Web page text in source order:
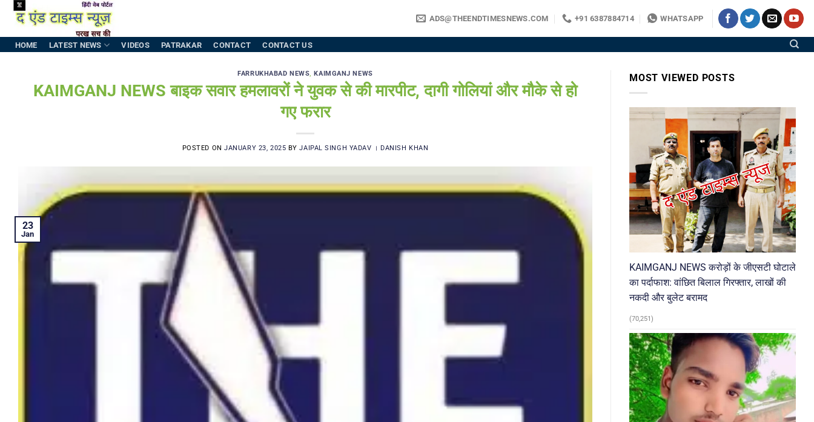
Skip
content
ADS@THEENDTIMESNEWS.COM +91 6387884714 WHATSAPP
HOME LATEST NEWS VIDEOS PATRAKAR CONTACT CONTACT US
FARRUKHABAD NEWS,KAIMGANJ NEWS
KAIMGANJ NEWS बाइक सवार हमलावरों ने युवक से की मारपीट, दागी गोलियां और मौके से हो
गए फरार
POSTED ONJANUARY 23, 2025 BYJAIPAL SINGH YADAV । DANISH KHAN
23
Jan
MOST VIEWED POSTS
KAIMGANJ NEWS करोड़ों के जीएसटी घोटाले
का पर्दाफाश: वांछित बिलाल गिरफ्तार, लाखों की
नकदी और बुलेट बरामद
(70,251)